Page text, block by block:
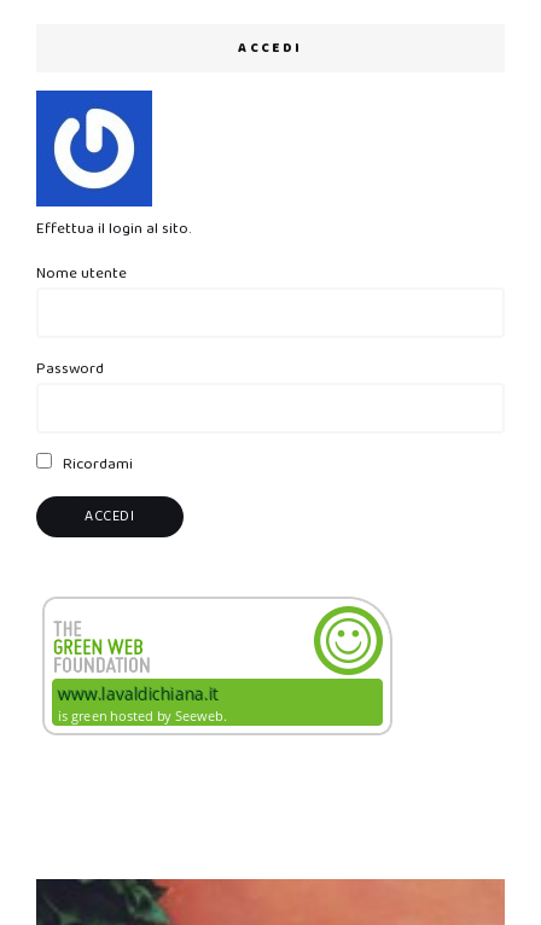
ACCEDI
Effettua il login al sito.
Nome utente
Password
Ricordami